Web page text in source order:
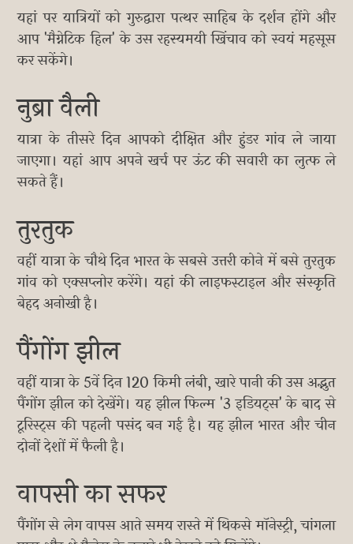
यहां पर यात्रियों को गुरुद्वारा पत्थर साहिब के दर्शन होंगे और
आप 'मैग्नेटिक हिल' के उस रहस्यमयी खिंचाव को स्वयं महसूस
कर सकेंगे।
नुब्रा वैली
यात्रा के तीसरे दिन आपको दीक्षित और हुंडर गांव ले जाया
जाएगा। यहां आप अपने खर्च पर ऊंट की सवारी का लुत्फ ले
सकते हैं।
तुरतुक
वहीं यात्रा के चौथे दिन भारत के सबसे उत्तरी कोने में बसे तुरतुक
गांव को एक्सप्लोर करेंगे। यहां की लाइफस्टाइल और संस्कृति
बेहद अनोखी है।
पैंगोंग झील
वहीं यात्रा के 5वें दिन 120 किमी लंबी, खारे पानी की उस अद्भुत
पैंगोंग झील को देखेंगे। यह झील फिल्म '3 इडियट्स' के बाद से
टूरिस्ट्स की पहली पसंद बन गई है। यह झील भारत और चीन
दोनों देशों में फैली है।
वापसी का सफर
पैंगोंग से लेग वापस आते समय रास्ते में थिकसे मॉनेस्ट्री, चांगला